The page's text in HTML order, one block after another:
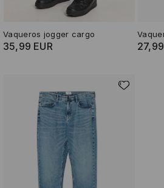
Vaqueros jogger cargo
35,99 EUR